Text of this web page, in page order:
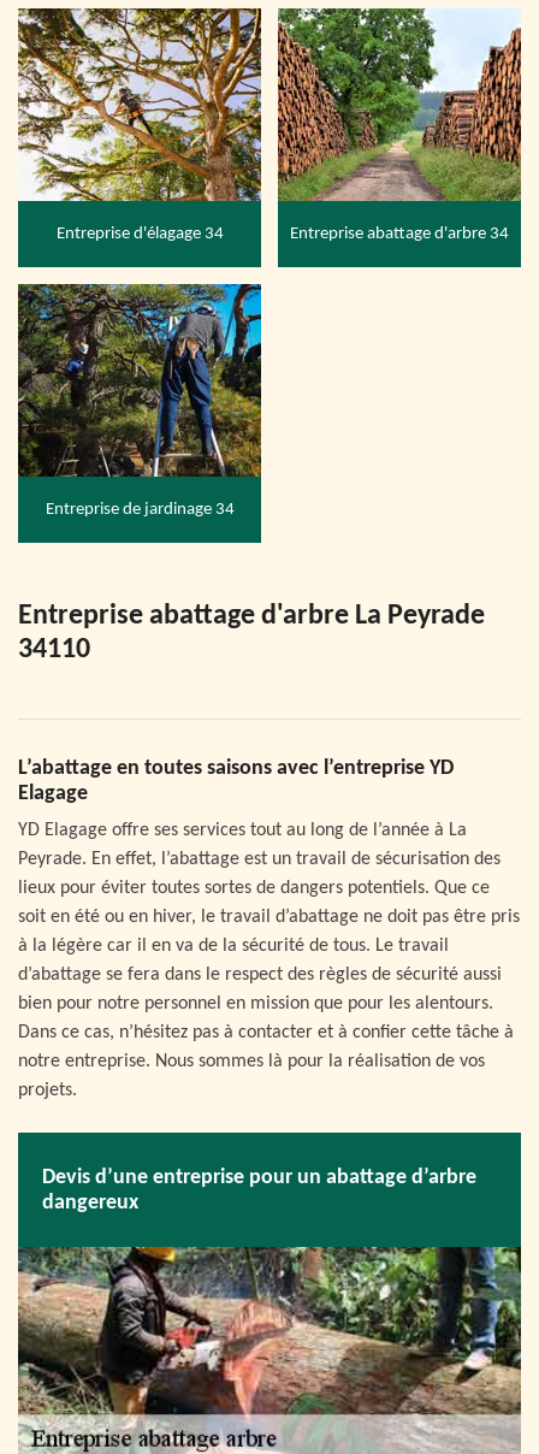
Entreprise d'élagage 34 Entreprise abattage d'arbre 34
Entreprise de jardinage 34
Entreprise abattage d'arbre La Peyrade
34110
L’abattage en toutes saisons avec l’entreprise YD
Elagage
YD Elagage offre ses services tout au long de l’année à La
Peyrade. En effet, l’abattage est un travail de sécurisation des
lieux pour éviter toutes sortes de dangers potentiels. Que ce
soit en été ou en hiver, le travail d’abattage ne doit pas être pris
à la légère car il en va de la sécurité de tous. Le travail
d’abattage se fera dans le respect des règles de sécurité aussi
bien pour notre personnel en mission que pour les alentours.
Dans ce cas, n’hésitez pas à contacter et à confier cette tâche à
notre entreprise. Nous sommes là pour la réalisation de vos
projets.
Devis d’une entreprise pour un abattage d’arbre
dangereux